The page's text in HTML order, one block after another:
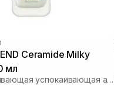
Ceramide Milky
мл
Восстанавливающая успокаивающая ампула для лица